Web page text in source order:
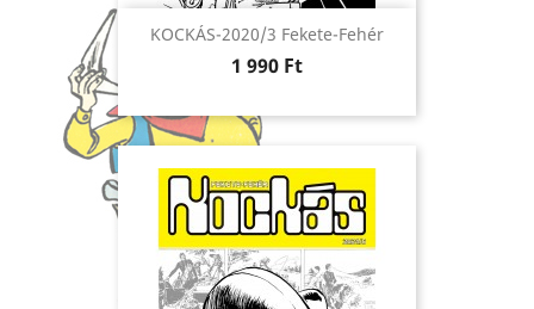
KOCKÁS-2020/3 Fekete-Fehér
Ár
1 990 Ft